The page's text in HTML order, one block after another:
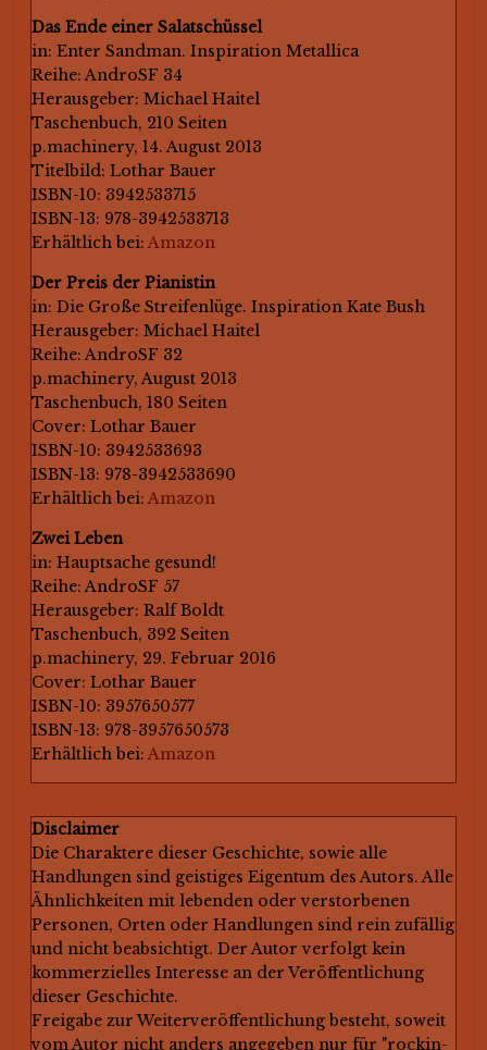
Das Ende einer Salatschüssel
in: Enter Sandman. Inspiration Metallica
Reihe: AndroSF 34
Herausgeber: Michael Haitel
Taschenbuch, 210 Seiten
p.machinery, 14. August 2013
Titelbild: Lothar Bauer
ISBN-10: 3942533715
ISBN-13: 978-3942533713
Erhältlich bei:Amazon
Der Preis der Pianistin
in: Die Große Streifenlüge. Inspiration Kate Bush
Herausgeber: Michael Haitel
Reihe: AndroSF 32
p.machinery, August 2013
Taschenbuch, 180 Seiten
Cover: Lothar Bauer
ISBN-10: 3942533693
ISBN-13: 978-3942533690
Erhältlich bei:Amazon
Zwei Leben
in: Hauptsache gesund!
Reihe: AndroSF 57
Herausgeber: Ralf Boldt
Taschenbuch, 392 Seiten
p.machinery, 29. Februar 2016
Cover: Lothar Bauer
ISBN-10: 3957650577
ISBN-13: 978-3957650573
Erhältlich bei:Amazon
Disclaimer
Die Charaktere dieser Geschichte, sowie alle
Handlungen sind geistiges Eigentum des Autors. Alle
Ähnlichkeiten mit lebenden oder verstorbenen
Personen, Orten oder Handlungen sind rein zufällig
und nicht beabsichtigt. Der Autor verfolgt kein
kommerzielles Interesse an der Veröffentlichung
dieser Geschichte.
Freigabe zur Weiterveröffentlichung besteht, soweit
vom Autor nicht anders angegeben nur für "rockin-